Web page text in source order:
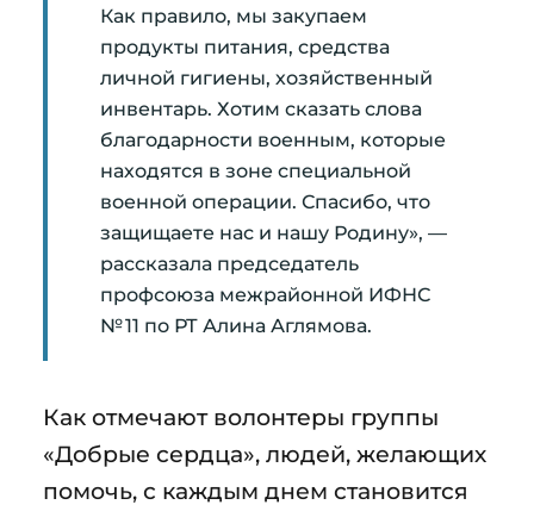
Как правило, мы закупаем
продукты питания, средства
личной гигиены, хозяйственный
инвентарь. Хотим сказать слова
благодарности военным, которые
находятся в зоне специальной
военной операции. Спасибо, что
защищаете нас и нашу Родину», —
рассказала председатель
профсоюза межрайонной ИФНС
№ 11 по РТ Алина Аглямова.
Как отмечают волонтеры группы
«Добрые сердца», людей, желающих
помочь, с каждым днем становится